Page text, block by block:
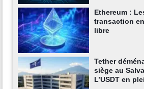
Ethereum :
transaction
libre
Tether
siège au
L’USDT en